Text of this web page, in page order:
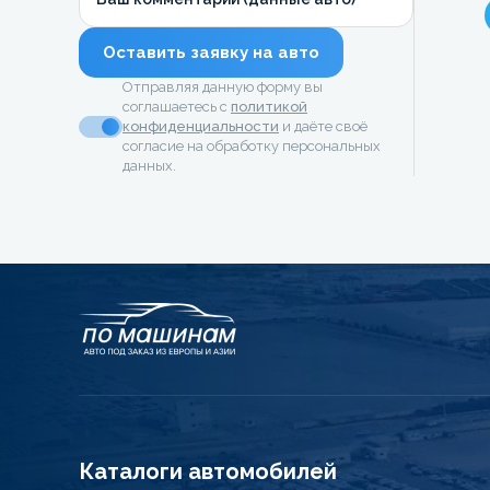
Оставить заявку на авто
Отправляя данную форму вы
соглашаетесь с политикой
конфиденциальности и даёте своё
согласие на обработку персональных
данных.
Каталоги автомобилей